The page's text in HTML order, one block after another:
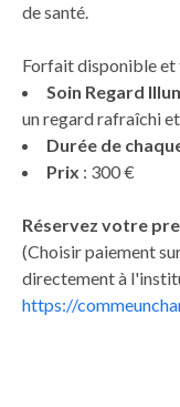
de santé.
Forfait disponible et
Soin Regard
un regard rafraîchi
Durée de
Prix : 300 €
Réservez votre
(Choisir paiement
directement à
https://